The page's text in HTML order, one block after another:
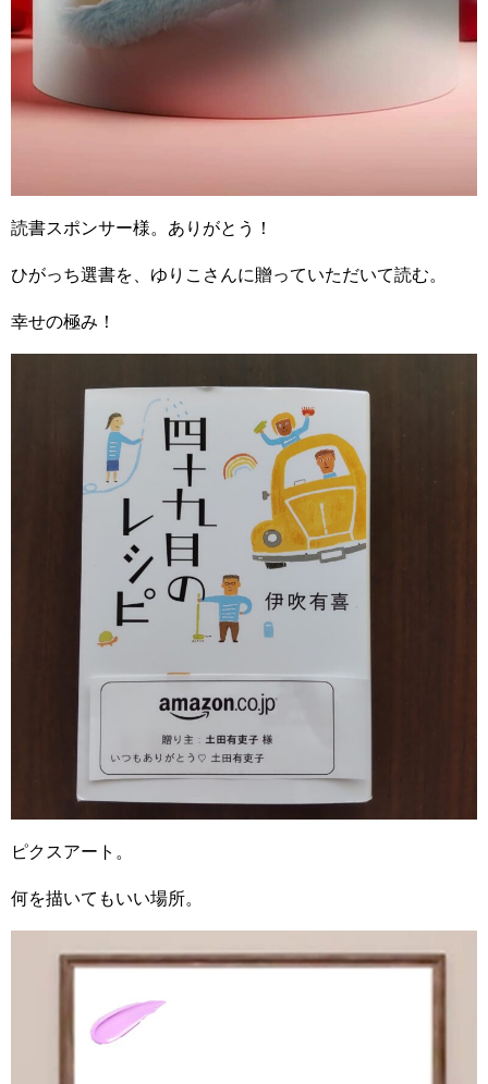
読書スポンサー様。ありがとう！
ひがっち選書を、ゆりこさんに贈っていただいて読む。
幸せの極み！
ピクスアート。
何を描いてもいい場所。